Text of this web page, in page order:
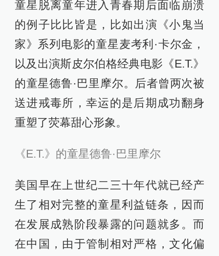
童星脱离童年进入青春期后面临崩溃
的例子比比皆是，比如出演《小鬼当
家》系列电影的童星麦考利·卡尔金，
以及出演斯皮尔伯格经典电影《E.T.》
的童星德鲁·巴里摩尔。后者曾两次被
送进戒毒所，幸运的是后期成功翻身
重塑了荧幕甜心形象。
《E.T.》的童星德鲁·巴里摩尔
美国早在上世纪二三十年代就已经产
生了相对完整的童星利益链条，因而
在发展成熟阶段暴露的问题就多。而
在中国，由于管制相对严格，文化偏